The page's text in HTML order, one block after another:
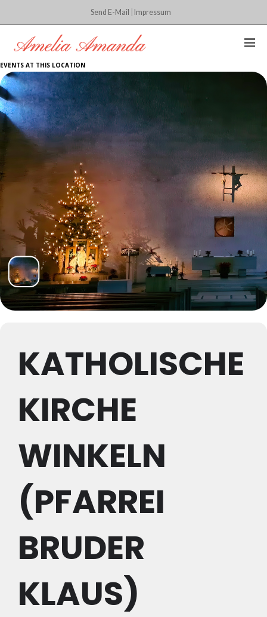
Send E-Mail Impressum
EVENTS AT THIS LOCATION
KATHOLISCHE
KIRCHE
WINKELN
(PFARREI
BRUDER
KLAUS)